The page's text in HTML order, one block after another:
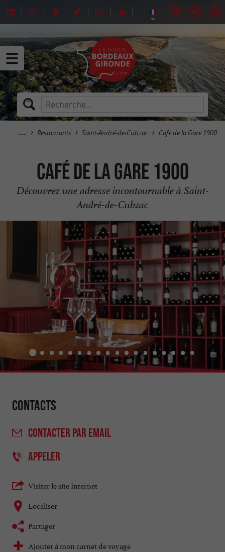
Restaurants Saint-André-de-Cubzac Café de la Gare 1900
Café de la Gare 1900
Découvrez une adresse incontournable à Saint-
André-de-Cubzac
Contacts
CONTACTER PAR EMAIL
APPELER
Visiter le site Internet
Localiser
Partager
Ajouter à mon carnet de voyage